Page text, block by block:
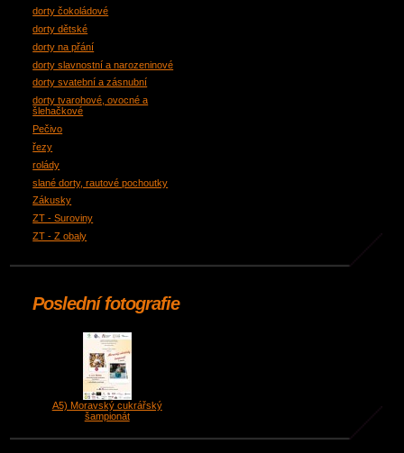
dorty čokoládové
dorty dětské
dorty na přání
dorty slavnostní a narozeninové
dorty svatební a zásnubní
dorty tvarohové, ovocné a
šlehačkové
Pečivo
řezy
rolády
slané dorty, rautové pochoutky
Zákusky
ZT - Suroviny
ZT - Z obaly
Poslední fotografie
A5) Moravský cukrářský
šampionát